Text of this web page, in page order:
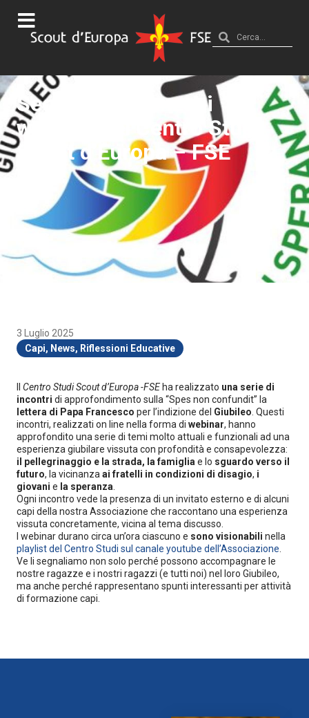
Segni di Speranza: i
webinar del Centro Studi
Scout d’Europa – FSE
3 Luglio 2025
Capi, News, Riflessioni Educative
Centro Studi Scout d’Europa -FSEha realizzato una serie di
incontri di approfondimento sulla “Spes non confundit” la
lettera di Papa Francesco per l’indizione del Giubileo . Questi
incontri, realizzati on line nella forma di webinar, hanno
approfondito una serie di temi molto attuali e funzionali ad una
esperienza giubilare vissuta con profondità e consapevolezza:
il pellegrinaggio e la strada, la famiglia e lo sguardo verso il
futuro, la vicinanza ai fratelli in condizioni di disagio, i
giovani e la speranza
Ogni incontro vede la presenza di un invitato esterno e di alcuni
capi della nostra Associazione che raccontano una esperienza
vissuta concretamente, vicina al tema discusso.
I webinar durano circa un’ora ciascuno e sono visionabili nella
playlist del Centro Studi sul canale youtube dell’Associazione
Ve li segnaliamo non solo perché possono accompagnare le
nostre ragazze e i nostri ragazzi (e tutti noi) nel loro Giubileo,
ma anche perché rappresentano spunti interessanti per attività
di formazione capi.